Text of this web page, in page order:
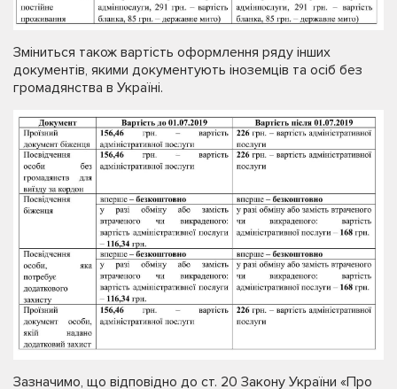
Зміниться також вартість оформлення ряду інших
документів, якими документують іноземців та осіб без
громадянства в Україні.
Зазначимо, що відповідно до ст. 20 Закону України «Про